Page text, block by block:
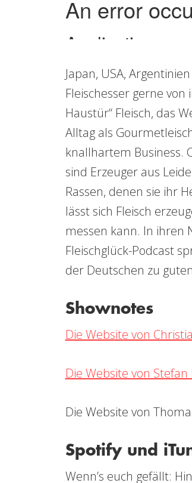
Japan, USA,
Fleischesser gerne
Haustür“ Fleisch, das
Alltag als
knallhartem Business.
sind Erzeuger aus
Rassen, denen sie ihr
lässt sich Fleisch
messen kann. In ihren
Fleischglück-Podcast
der Deutschen zu
Shownotes
Die Website von
Die Website von
Die Website von
Spotify und
Wenn’s euch gefällt: